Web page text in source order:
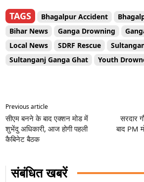
TAGS Bhagalpur Accident
Bihar News
Ganga Drowning
Local News
SDRF Rescue
Sultanganj Ganga Ghat
Youth
Previous article
सीएम बनने के बाद एक्शन मोड में
शुभेंदु अधिकारी, आज होगी पहली
कैबिनेट बैठक
सरदार
बाद PM
संबंधित खबरें